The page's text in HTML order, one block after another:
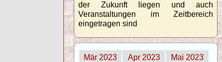
der Zukunft liegen und auch
Veranstaltungen im Zeitbereich
eingetragen sind
Mär 2023 Apr 2023
Mai 2023